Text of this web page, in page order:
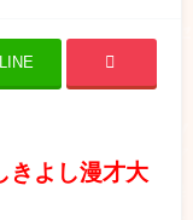
LINE
きよし漫才大